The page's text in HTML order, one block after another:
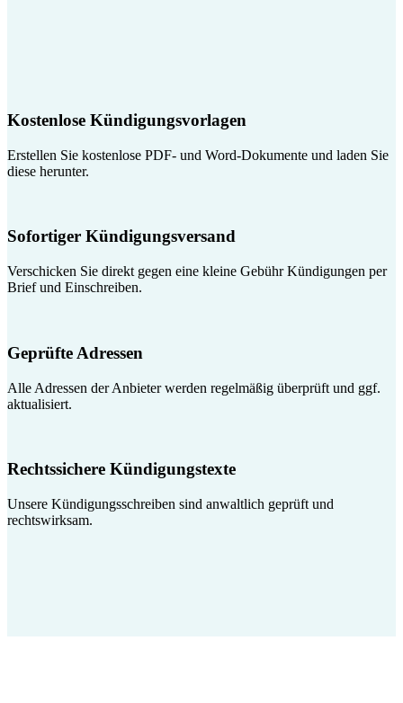
Kostenlose Kündigungsvorlagen
Erstellen Sie kostenlose PDF- und Word-Dokumente und laden Sie
diese herunter.
Sofortiger Kündigungsversand
Verschicken Sie direkt gegen eine kleine Gebühr Kündigungen per
Brief und Einschreiben.
Geprüfte Adressen
Alle Adressen der Anbieter werden regelmäßig überprüft und ggf.
aktualisiert.
Rechtssichere Kündigungstexte
Unsere Kündigungsschreiben sind anwaltlich geprüft und
rechtswirksam.